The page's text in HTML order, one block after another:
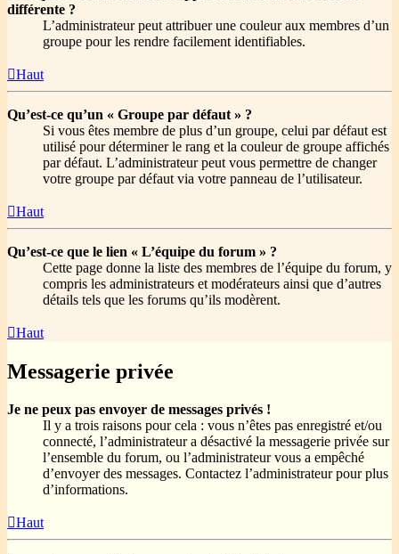
différente ?
L’administrateur peut attribuer une couleur aux membres d’un
groupe pour les rendre facilement identifiables.
Haut
Qu’est-ce qu’un « Groupe par défaut » ?
Si vous êtes membre de plus d’un groupe, celui par défaut est
utilisé pour déterminer le rang et la couleur de groupe affichés
par défaut. L’administrateur peut vous permettre de changer
votre groupe par défaut via votre panneau de l’utilisateur.
Haut
Qu’est-ce que le lien « L’équipe du forum » ?
Cette page donne la liste des membres de l’équipe du forum, y
compris les administrateurs et modérateurs ainsi que d’autres
détails tels que les forums qu’ils modèrent.
Haut
Messagerie privée
Je ne peux pas envoyer de messages privés !
Il y a trois raisons pour cela : vous n’êtes pas enregistré et/ou
connecté, l’administrateur a désactivé la messagerie privée sur
l’ensemble du forum, ou l’administrateur vous a empêché
d’envoyer des messages. Contactez l’administrateur pour plus
d’informations.
Haut